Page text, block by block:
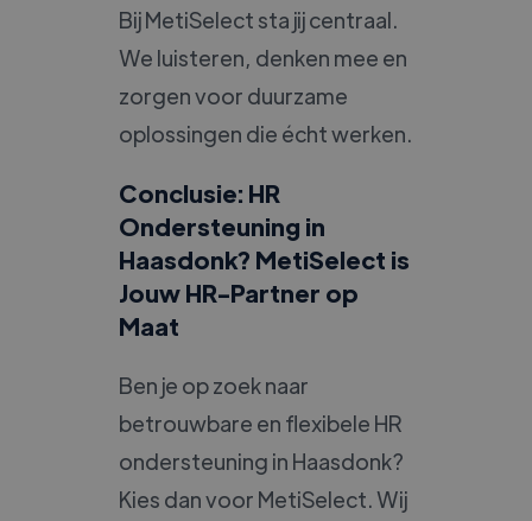
Bij MetiSelect sta jij centraal.
We luisteren, denken mee en
zorgen voor duurzame
oplossingen die écht werken.
Conclusie: HR
Ondersteuning in
Haasdonk? MetiSelect is
Jouw HR-Partner op
Maat
Ben je op zoek naar
betrouwbare en flexibele HR
ondersteuning in Haasdonk?
Kies dan voor MetiSelect. Wij